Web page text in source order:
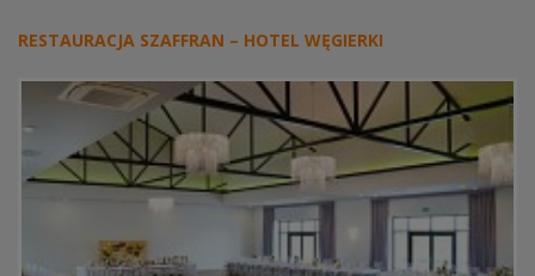
RESTAURACJA SZAFFRAN – HOTEL WĘGIERKI